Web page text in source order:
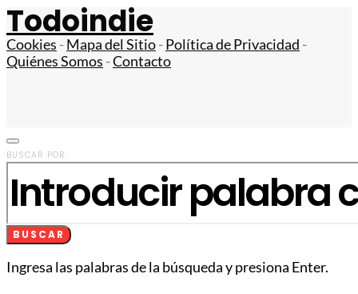
Todoindie
Cookies -Mapa del Sitio-Política de Privacidad -
Quiénes Somos -Contacto
BUSCAR POR:
BUSCAR
Ingresa las palabras de la búsqueda y presiona Enter.